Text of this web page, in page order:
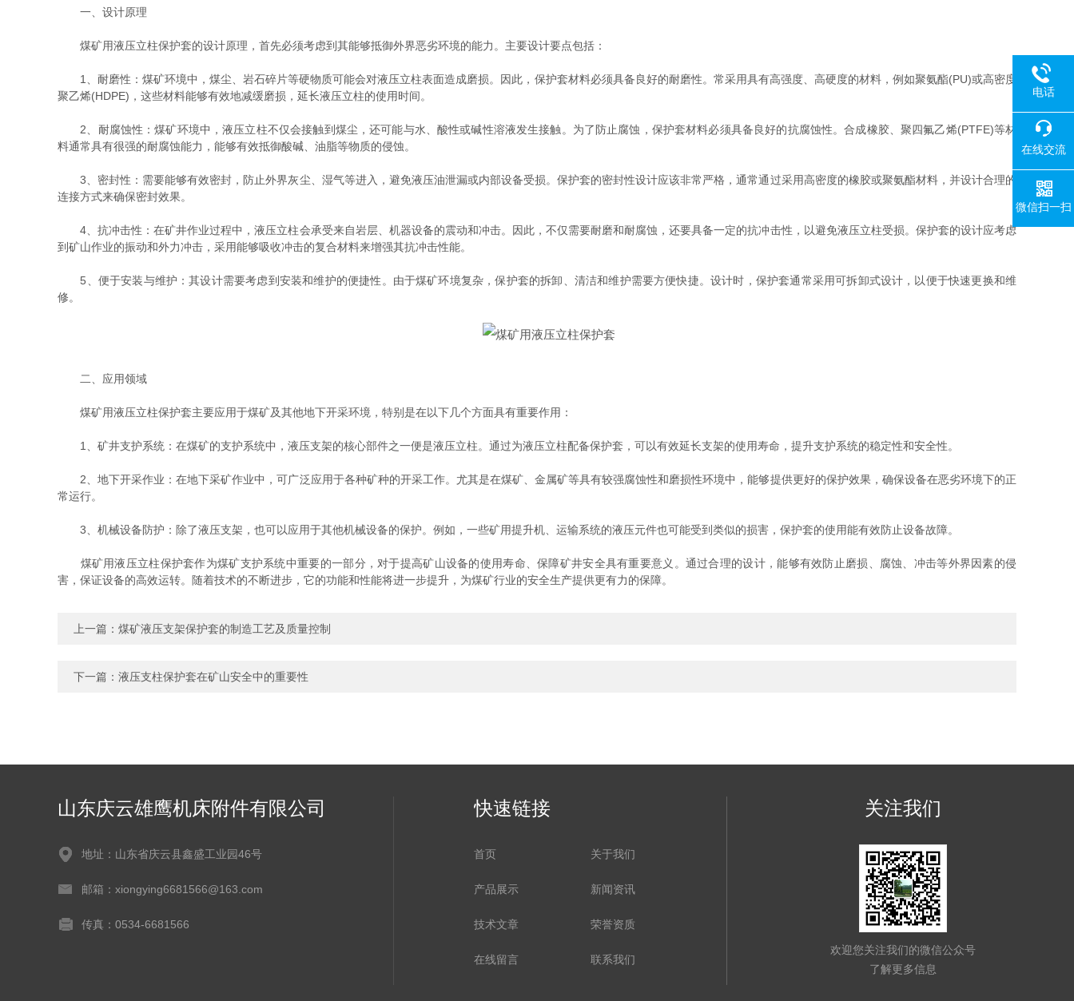
一、设计原理
煤矿用液压立柱保护套的设计原理，首先必须考虑到其能够抵御外界恶劣环境的能力。主要设计要点包括：
1、耐磨性：煤矿环境中，煤尘、岩石碎片等硬物质可能会对液压立柱表面造成磨损。因此，保护套材料必须具备良好的耐磨性。常采用具有高强度、高硬度的材料，例如聚氨酯(PU)或高密度
聚乙烯(HDPE)，这些材料能够有效地减缓磨损，延长液压立柱的使用时间。
2、耐腐蚀性：煤矿环境中，液压立柱不仅会接触到煤尘，还可能与水、酸性或碱性溶液发生接触。为了防止腐蚀，保护套材料必须具备良好的抗腐蚀性。合成橡胶、聚四氟乙烯(PTFE)等材
料通常具有很强的耐腐蚀能力，能够有效抵御酸碱、油脂等物质的侵蚀。
3、密封性：需要能够有效密封，防止外界灰尘、湿气等进入，避免液压油泄漏或内部设备受损。保护套的密封性设计应该非常严格，通常通过采用高密度的橡胶或聚氨酯材料，并设计合理的
连接方式来确保密封效果。
4、抗冲击性：在矿井作业过程中，液压立柱会承受来自岩层、机器设备的震动和冲击。因此，不仅需要耐磨和耐腐蚀，还要具备一定的抗冲击性，以避免液压立柱受损。保护套的设计应考虑
到矿山作业的振动和外力冲击，采用能够吸收冲击的复合材料来增强其抗冲击性能。
5、便于安装与维护：其设计需要考虑到安装和维护的便捷性。由于煤矿环境复杂，保护套的拆卸、清洁和维护需要方便快捷。设计时，保护套通常采用可拆卸式设计，以便于快速更换和维
修。
二、应用领域
煤矿用液压立柱保护套主要应用于煤矿及其他地下开采环境，特别是在以下几个方面具有重要作用：
1、矿井支护系统：在煤矿的支护系统中，液压支架的核心部件之一便是液压立柱。通过为液压立柱配备保护套，可以有效延长支架的使用寿命，提升支护系统的稳定性和安全性。
2、地下开采作业：在地下采矿作业中，可广泛应用于各种矿种的开采工作。尤其是在煤矿、金属矿等具有较强腐蚀性和磨损性环境中，能够提供更好的保护效果，确保设备在恶劣环境下的正
常运行。
3、机械设备防护：除了液压支架，也可以应用于其他机械设备的保护。例如，一些矿用提升机、运输系统的液压元件也可能受到类似的损害，保护套的使用能有效防止设备故障。
煤矿用液压立柱保护套作为煤矿支护系统中重要的一部分，对于提高矿山设备的使用寿命、保障矿井安全具有重要意义。通过合理的设计，能够有效防止磨损、腐蚀、冲击等外界因素的侵
害，保证设备的高效运转。随着技术的不断进步，它的功能和性能将进一步提升，为煤矿行业的安全生产提供更有力的保障。
上一篇： 煤矿液压支架保护套的制造工艺及质量控制
下一篇： 液压支柱保护套在矿山安全中的重要性
山东庆云雄鹰机床附件有限公司
地址：山东省庆云县鑫盛工业园46号
邮箱：xiongying6681566@163.com
传真：0534-6681566
快速链接
首页 关于我们
产品展示 新闻资讯
技术文章 荣誉资质
在线留言 联系我们
关注我们
欢迎您关注我们的微信公众号
了解更多信息
电话
在线交流
微信扫一扫